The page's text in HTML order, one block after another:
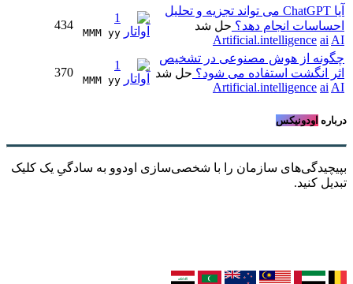
آیا ChatGPT می تواند تجزیه و تحلیل
احساسات انجام دهد؟ حل شد
Artificial.intelligence ai AI
1
MMM yy
434
چگونه از هوش مصنوعی در تشخیص
اثر انگشت استفاده می شود؟ حل شد
Artificial.intelligence ai AI
1
MMM yy
370
درباره اودونیکس
بپیچیدگی‌های سازمان را با شخصی‌سازی اودوو به سادگیِ یک کلیک
تبدیل کنید.